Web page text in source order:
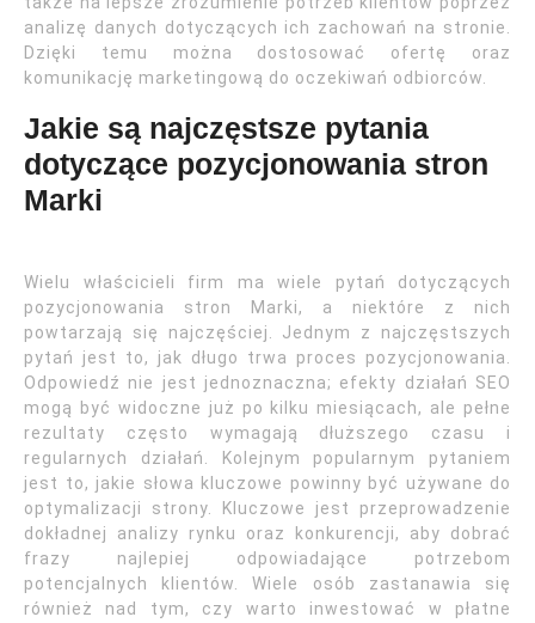
analizę danych dotyczących ich zachowań na stronie.
Dzięki temu można dostosować ofertę oraz
komunikację marketingową do oczekiwań odbiorców.
Jakie są najczęstsze pytania
dotyczące pozycjonowania stron
Marki
Wielu właścicieli firm ma wiele pytań dotyczących
pozycjonowania stron Marki, a niektóre z nich
powtarzają się najczęściej. Jednym z najczęstszych
pytań jest to, jak długo trwa proces pozycjonowania.
Odpowiedź nie jest jednoznaczna; efekty działań SEO
mogą być widoczne już po kilku miesiącach, ale pełne
rezultaty często wymagają dłuższego czasu i
regularnych działań. Kolejnym popularnym pytaniem
jest to, jakie słowa kluczowe powinny być używane do
optymalizacji strony. Kluczowe jest przeprowadzenie
dokładnej analizy rynku oraz konkurencji, aby dobrać
frazy najlepiej odpowiadające potrzebom
potencjalnych klientów. Wiele osób zastanawia się
również nad tym, czy warto inwestować w płatne